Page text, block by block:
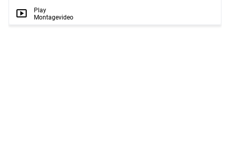
Play
Montagevideo